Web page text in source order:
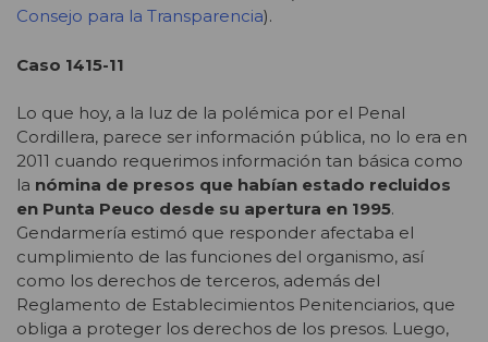
Consejo para la Transparencia).
Caso 1415-11
Lo que hoy, a la luz de la polémica por el Penal
Cordillera, parece ser información pública, no lo era en
2011 cuando requerimos información tan básica como
la nómina de presos que habían estado recluidos
en Punta Peuco desde su apertura en 1995.
Gendarmería estimó que responder afectaba el
cumplimiento de las funciones del organismo, así
como los derechos de terceros, además del
Reglamento de Establecimientos Penitenciarios, que
obliga a proteger los derechos de los presos. Luego,